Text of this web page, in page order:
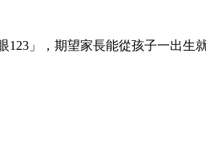
123」，期望家長能從孩子一出生